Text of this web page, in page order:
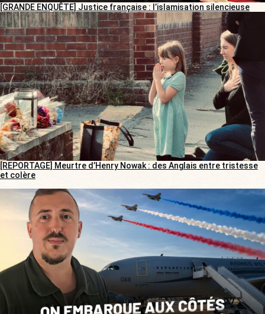
[GRANDE ENQUÊTE] Justice française : l’islamisation silencieuse
[REPORTAGE] Meurtre d’Henry Nowak : des Anglais entre tristesse
et colère